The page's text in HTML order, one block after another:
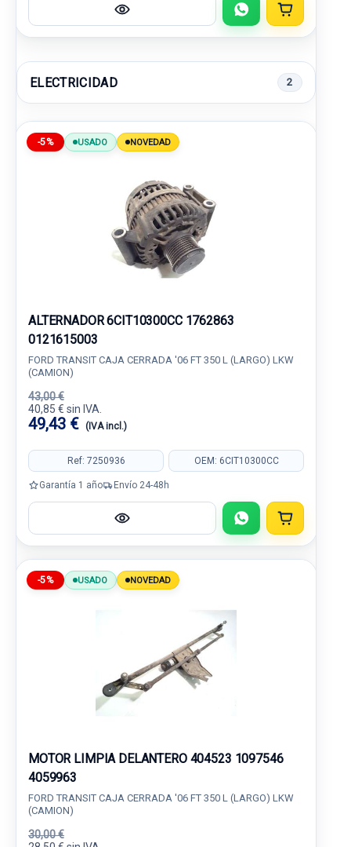
ELECTRICIDAD 2
-5% USADO NOVEDAD
ALTERNADOR 6CIT10300CC 1762863
0121615003
FORD TRANSIT CAJA CERRADA '06 FT 350 L (LARGO) LKW
(CAMION)
43,00 €
40,85 € sin IVA.
49,43 € (IVA incl.)
Ref: 7250936 OEM: 6CIT10300CC
Garantía 1 año Envío 24-48h
-5% USADO NOVEDAD
MOTOR LIMPIA DELANTERO 404523 1097546
4059963
FORD TRANSIT CAJA CERRADA '06 FT 350 L (LARGO) LKW
(CAMION)
30,00 €